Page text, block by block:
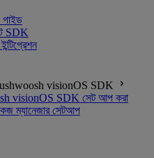
গাইড
SDK
visionOS SDK
visionOS SDK সেট আপ করা
ম্যানেজার সেটআপ